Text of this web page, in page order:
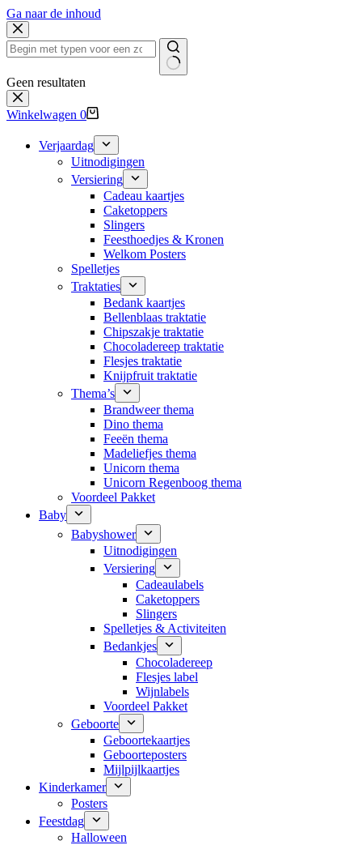
Ga naar de inhoud
Geen resultaten
Winkelwagen 0
Verjaardag
Uitnodigingen
Versiering
Cadeau kaartjes
Caketoppers
Slingers
Feesthoedjes & Kronen
Welkom Posters
Spelletjes
Traktaties
Bedank kaartjes
Bellenblaas traktatie
Chipszakje traktatie
Chocoladereep traktatie
Flesjes traktatie
Knijpfruit traktatie
Thema’s
Brandweer thema
Dino thema
Feeën thema
Madeliefjes thema
Unicorn thema
Unicorn Regenboog thema
Voordeel Pakket
Baby
Babyshower
Uitnodigingen
Versiering
Cadeaulabels
Caketoppers
Slingers
Spelletjes & Activiteiten
Bedankjes
Chocoladereep
Flesjes label
Wijnlabels
Voordeel Pakket
Geboorte
Geboortekaartjes
Geboorteposters
Mijlpijlkaartjes
Kinderkamer
Posters
Feestdag
Halloween